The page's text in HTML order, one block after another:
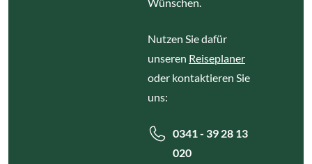
Nutzen Sie dafür
unseren Reiseplaner
oder kontaktieren Sie
uns:
0341 - 39 28 13
020